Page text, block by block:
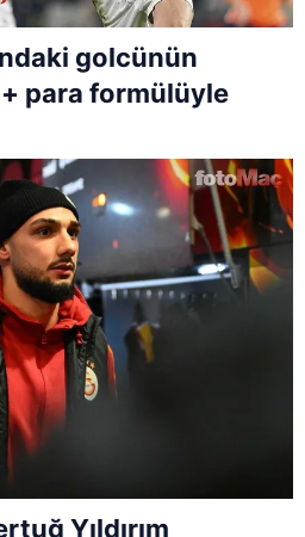
golcünün
para formülüyle
Yıldırım